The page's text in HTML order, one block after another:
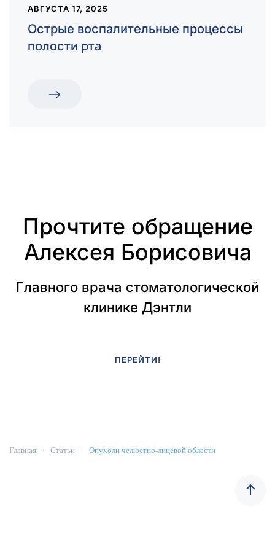
АВГУСТА 17, 2025
Острые воспалительные процессы
полости рта
Прочтите обращение
Алексея Борисовича
Главного врача стоматологической
клинике Дэнтли
ПЕРЕЙТИ!
Главная Статьи Опухоли челюстно-лицевой области